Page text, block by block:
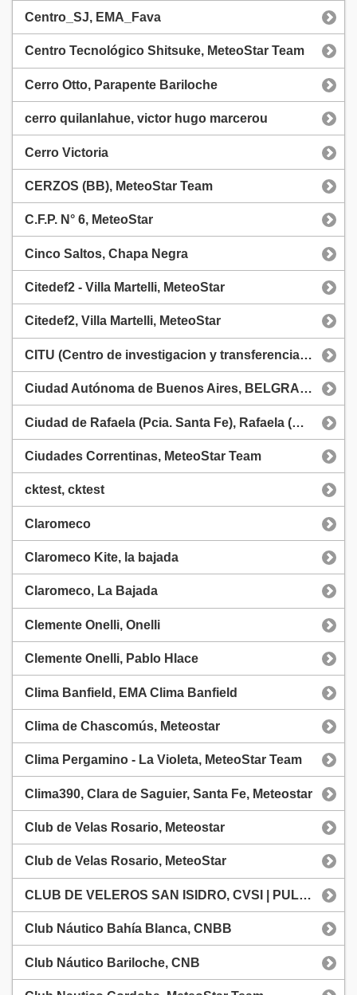
Centro_SJ, EMA_Fava
Centro Tecnológico Shitsuke, MeteoStar Team
Cerro Otto, Parapente Bariloche
cerro quilanlahue, victor hugo marcerou
Cerro Victoria
CERZOS (BB), MeteoStar Team
C.F.P. N° 6, MeteoStar
Cinco Saltos, Chapa Negra
Citedef2 - Villa Martelli, MeteoStar
Citedef2, Villa Martelli, MeteoStar
CITU (Centro de investigacion y transferencia Universitaria), Meteostar Team
Ciudad Autónoma de Buenos Aires, BELGRANO R
Ciudad de Rafaela (Pcia. Santa Fe), Rafaela (Camperi)
Ciudades Correntinas, MeteoStar Team
cktest, cktest
Claromeco
Claromeco Kite, la bajada
Claromeco, La Bajada
Clemente Onelli, Onelli
Clemente Onelli, Pablo Hlace
Clima Banfield, EMA Clima Banfield
Clima de Chascomús, Meteostar
Clima Pergamino - La Violeta, MeteoStar Team
Clima390, Clara de Saguier, Santa Fe, Meteostar
Club de Velas Rosario, Meteostar
Club de Velas Rosario, MeteoStar
CLUB DE VELEROS SAN ISIDRO, CVSI | PULSAR.IT
Club Náutico Bahía Blanca, CNBB
Club Náutico Bariloche, CNB